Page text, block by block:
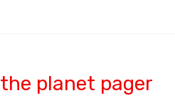
planet pager